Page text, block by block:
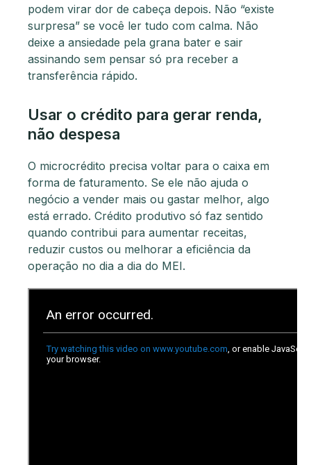
podem virar dor de cabeça depois. Não “existe
surpresa” se você ler tudo com calma. Não
deixe a ansiedade pela grana bater e sair
assinando sem pensar só pra receber a
transferência rápido.
Usar o crédito para gerar renda,
não despesa
O microcrédito precisa voltar para o caixa em
forma de faturamento. Se ele não ajuda o
negócio a vender mais ou gastar melhor, algo
está errado. Crédito produtivo só faz sentido
quando contribui para aumentar receitas,
reduzir custos ou melhorar a eficiência da
operação no dia a dia do MEI.